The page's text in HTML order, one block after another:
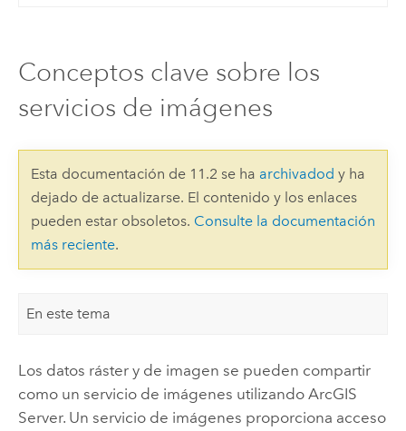
Conceptos clave sobre los
servicios de imágenes
Esta documentación de 11.2 se ha archivadod y ha
dejado de actualizarse. El contenido y los enlaces
pueden estar obsoletos. Consulte la documentación
más reciente.
En este tema
Los datos ráster y de imagen se pueden compartir
como un servicio de imágenes utilizando ArcGIS
Server. Un servicio de imágenes proporciona acceso